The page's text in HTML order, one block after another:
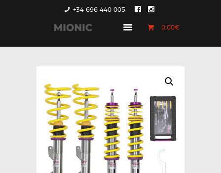
+34 696 440 005
0,00€
GENERACIÓN 1
COUNTRYMAN &
PACEMAN
CONTACTO